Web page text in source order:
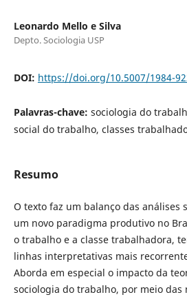
Leonardo Mello e Silva
Depto. Sociologia USP
DOI: https://doi.org/10.5007/1984-
Palavras-chave: sociologia do
social do trabalho, classes
Resumo
O texto faz um balanço das análises
um novo paradigma produtivo no
o trabalho e a classe trabalhadora,
linhas interpretativas mais
Aborda em especial o impacto da
sociologia do trabalho, por meio das